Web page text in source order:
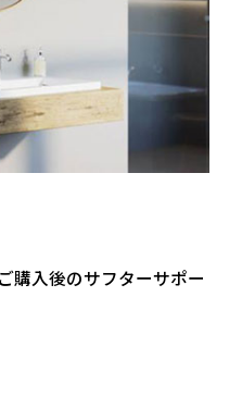
購入後のサフターサポー